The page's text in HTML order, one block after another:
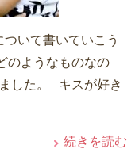
いて書いていこう
のようなものなの
した。 キスが好き
続きを読む